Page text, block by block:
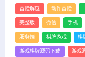
冒险解谜 动作冒险
完整版 微信 手机
服务端 棋牌游戏 棋
游戏棋牌源码下载 游戏